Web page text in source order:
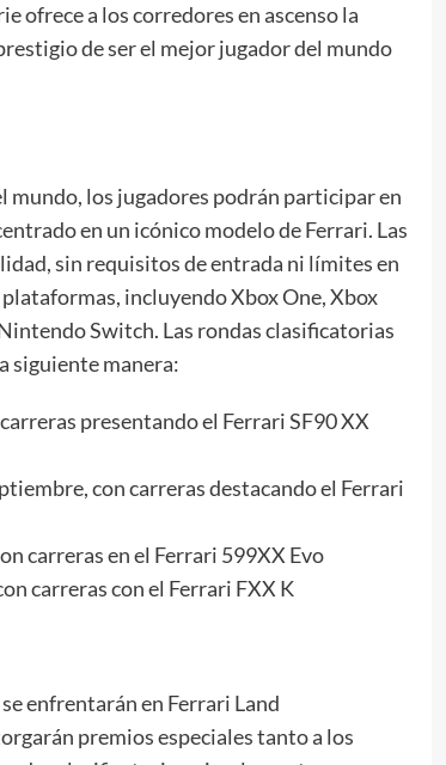
ofrece a los corredores en ascenso la
de ser el mejor jugador del mundo
los jugadores podrán participar en
en un icónico modelo de Ferrari. Las
sin requisitos de entrada ni límites en
incluyendo Xbox One, Xbox
Switch. Las rondas clasificatorias
siguiente manera:
presentando el Ferrari SF90 XX
con carreras destacando el Ferrari
carreras en el Ferrari 599XX Evo
carreras con el Ferrari FXX K
enfrentarán en Ferrari Land
premios especiales tanto a los